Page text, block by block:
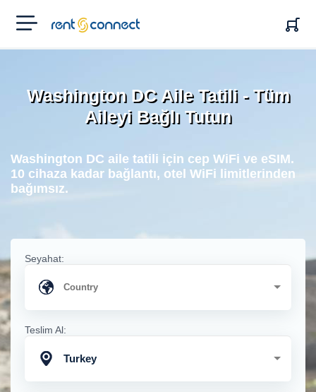
RENT'N
CONNECT
Washington DC Aile Tatili - Tüm
Aileyi Bağlı Tutun
Washington DC aile tatili için cep WiFi ve eSIM.
10 cihaza kadar bağlantı, otel WiFi limitlerinden
bağımsız.
Seyahat:
Teslim Al:
Turkey